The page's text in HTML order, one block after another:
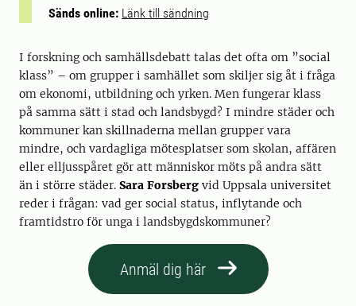
Sänds online: Länk till sändning
I forskning och samhällsdebatt talas det ofta om ”social
klass” – om grupper i samhället som skiljer sig åt i fråga
om ekonomi, utbildning och yrken. Men fungerar klass
på samma sätt i stad och landsbygd? I mindre städer och
kommuner kan skillnaderna mellan grupper vara
mindre, och vardagliga mötesplatser som skolan, affären
eller elljusspåret gör att människor möts på andra sätt
än i större städer. Sara Forsberg vid Uppsala universitet
reder i frågan: vad ger social status, inflytande och
framtidstro för unga i landsbygdskommuner?
Anmäl dig här